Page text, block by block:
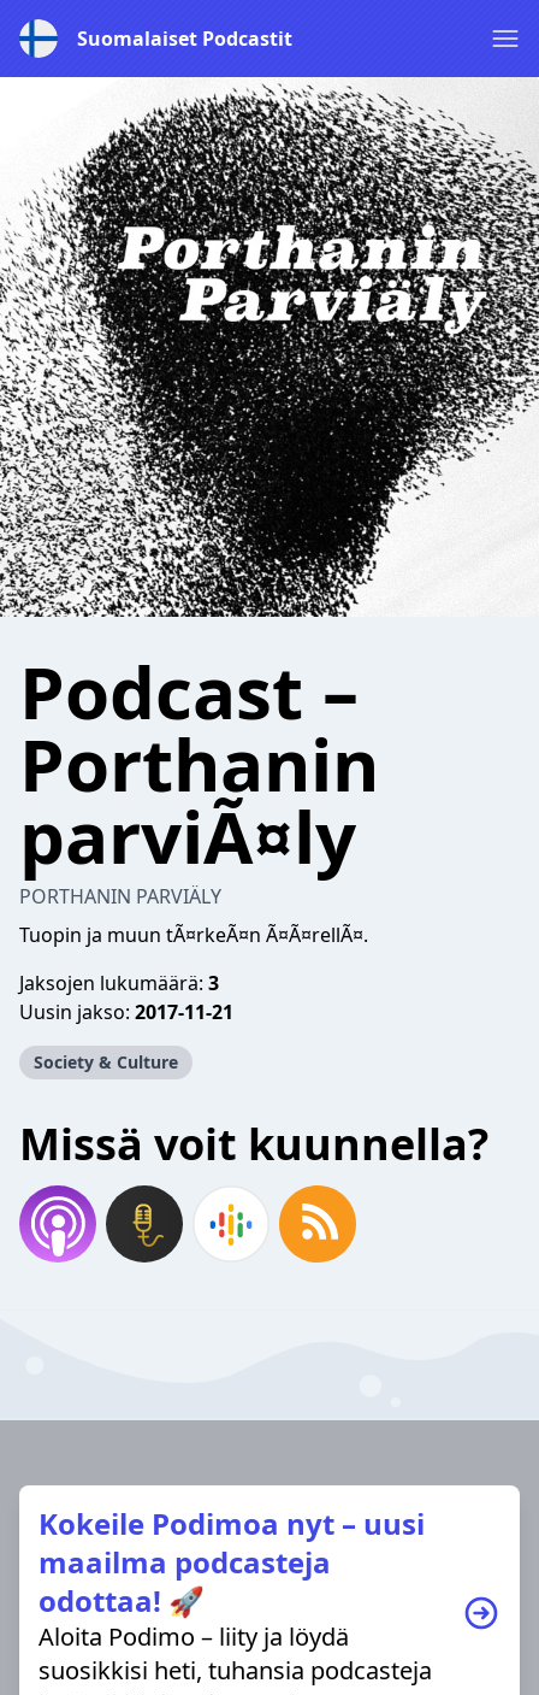
Suomalaiset Podcastit
Podcast –
Porthanin
parviÃ¤ly
PORTHANIN PARVIÄLY
Tuopin ja muun tÃ¤rkeÃ¤n Ã¤Ã¤rellÃ¤.
Jaksojen lukumäärä: 3
Uusin jakso: 2017-11-21
Society & Culture
Missä voit kuunnella?
Kokeile Podimoa nyt – uusi
maailma podcasteja
odottaa! 🚀
Aloita Podimo – liity ja löydä
suosikkisi heti, tuhansia podcasteja